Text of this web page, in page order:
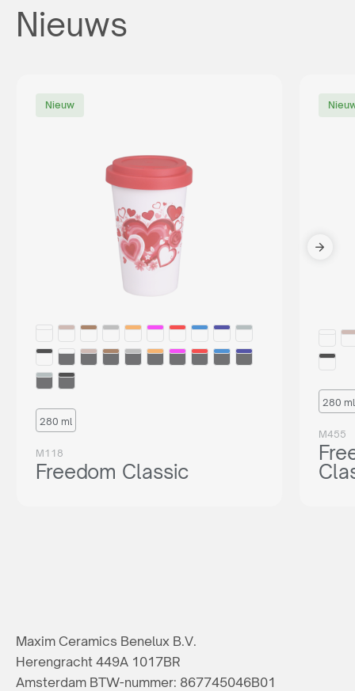
Nieuws
Nieuw
280 ml
M118
Freedom Classic
280 ml
M455
Maxim Ceramics Benelux B.V.
Herengracht 449A 1017BR
Amsterdam BTW-nummer: 867745046B01